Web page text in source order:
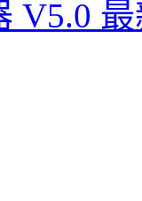
V5.0